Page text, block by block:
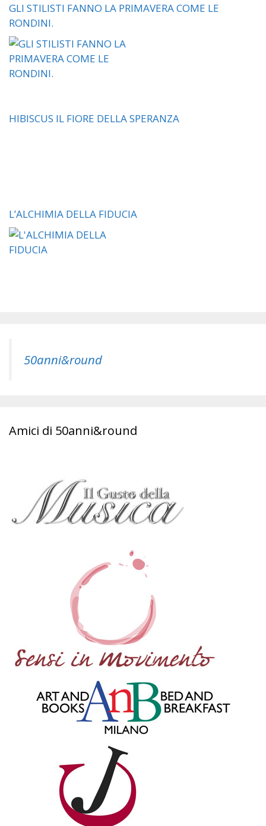
GLI STILISTI FANNO LA PRIMAVERA COME LE
RONDINI.
HIBISCUS IL FIORE DELLA SPERANZA
L’ALCHIMIA DELLA FIDUCIA
50anni&round
Amici di 50anni&round